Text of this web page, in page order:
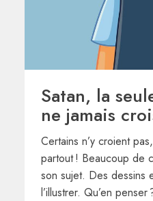
Satan, la
ne jamais
Certains n’y croient
partout ! Beaucoup de
son sujet. Des dessins
l’illustrer. Qu’en